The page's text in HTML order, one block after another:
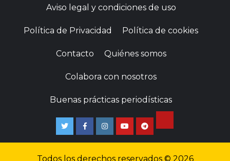
Aviso legal y condiciones de uso
Política de Privacidad Política de cookies
Contacto Quiénes somos
Colabora con nosotros
Buenas prácticas periodísticas
Todos los derechos reservados © 2026